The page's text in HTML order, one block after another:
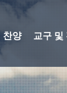
찬양 교구 및